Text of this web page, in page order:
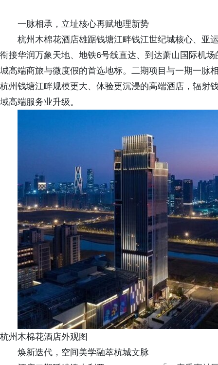
一脉相承，立址核心再赋地理新势
杭州木棉花酒店雄踞钱塘江畔钱江世纪城核心、亚
衔接华润万象天地、地铁6号线直达、到达萧山国际机
城高端商旅与微度假的首选地标。二期项目与一期一脉
杭州钱塘江畔规模更大、体验更沉浸的高端酒店，辐射
域高端服务业升级。
杭州木棉花酒店外观图
焕新迭代，空间美学融萃杭城文脉